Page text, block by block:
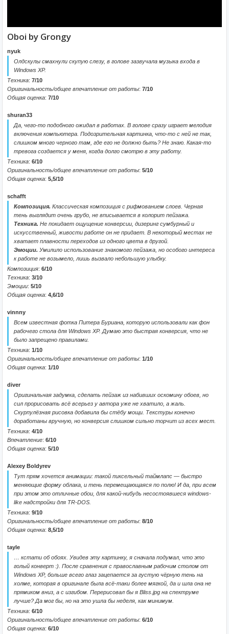
Oboi by Grongy
nyuk
Олдскулы смахнули скупую слезу, в голове зазвучала музыка входа в
Windows XP.
Техника: 7/10
Оригинальность/общее впечатление от работы: 7/10
Общая оценка: 7/10
shuran33
Да, чего-то подобного ожидал в работах. В голове сразу играет мелодия
включения компьютера. Подозрительная картинка, что-то с ней не так,
слишком много черного там, где его не должно быть? Не знаю. Какая-то
тревога создается у меня, когда долго смотрю в эту работу.
Техника: 6/10
Оригинальность/общее впечатление от работы: 5/10
Общая оценка: 5,5/10
schafft
Композиция. Классическая композиция с рифмованием слоев. Черная
тень выглядит очень грубо, не вписывается в колорит пейзажа.
Техника. Не покидает ощущение конверсии, дизеринг сумбурный и
искусственный, живости работе он не придает. В некоторый местах не
хватает плавности переходов из одного цвета в другой.
Эмоции. Умилило использование знакомого пейзажа, но особого интереса
к работе не возымело, лишь вызвало небольшую улыбку.
Композиция: 6/10
Техника: 3/10
Эмоции: 5/10
Общая оценка: 4,6/10
vinnny
Всем известная фотка Питера Буриана, которую использовали как фон
рабочего стола для Windows XP. Думаю это быстрая конверсия, что не
было запрещено правилами.
Техника: 1/10
Оригинальность/общее впечатление от работы: 1/10
Общая оценка: 1/10
diver
Оригинальная задумка, сделать пейзаж из набивших оскомину обоев, но
сил прорисовать всё всерьез у автора уже не хватило, а жаль.
Скурпулёзная рисовка добавила бы стёбу мощи. Текстуры конечно
доработаны вручную, но конверсия слишком сильно торчит из всех мест.
Техника: 4/10
Впечатление: 6/10
Общая оценка: 5/10
Alexey Boldyrev
Тут прям хочется анимации: такой пиксельный таймлапс — быстро
меняющие форму облака, и тень перемещающаяся по полю! И да, при всем
при этом это отличные обои, для какой-нибудь несостоявшеся windows-
like надстройки для TR-DOS.
Техника: 9/10
Оригинальность/общее впечатление от работы: 8/10
Общая оценка: 8,5/10
tayle
… кстати об обоях. Увидев эту картинку, я сначала подумал, что это
голый конверт :). После сравнения с православным рабочим столом от
Windows XP, больше всего глаз зацепается за густую чёрную тень на
холме, которая в оригинале была всё-таки более мягкой, да и шла она не
прямиком вниз, а с изгибом. Перерисовал бы я Bliss.jpg на спектруме
лучше? Да мог бы, но на это ушла бы неделя, как минимум.
Техника: 6/10
Оригинальность/общее впечатление от работы: 6/10
Общая оценка: 6/10